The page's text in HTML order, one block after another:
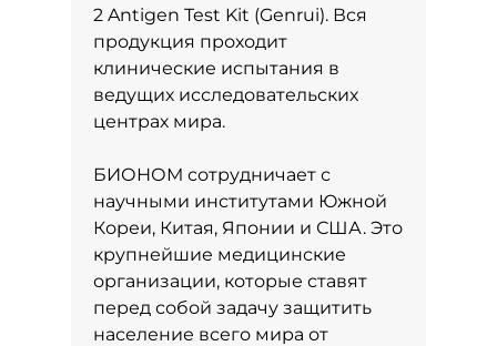
2 Antigen Test Kit (Genrui). Вся
продукция проходит
клинические испытания в
ведущих исследовательских
центрах мира.
БИОНОМ сотрудничает с
научными институтами Южной
Кореи, Китая, Японии и США. Это
крупнейшие медицинские
организации, которые ставят
перед собой задачу защитить
население всего мира от